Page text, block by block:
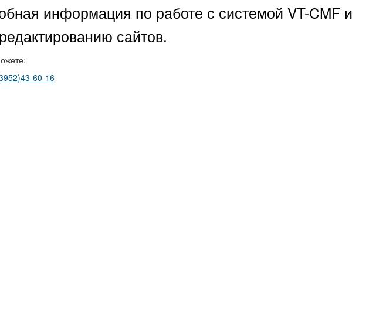
информация по работе с системой VT-CMF и
сайтов.
60-16